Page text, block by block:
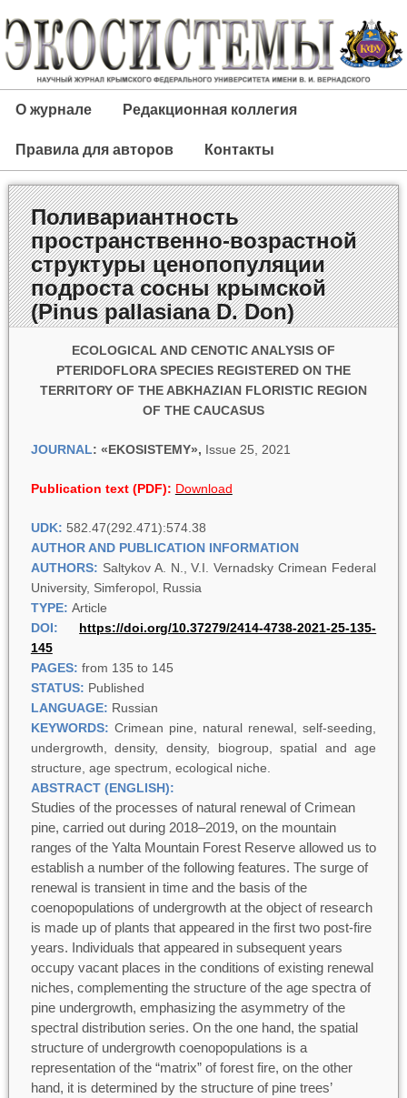
О журнале Редакционная коллегия
Правила для авторов Контакты
Поливариантность
пространственно-возрастной
структуры ценопопуляции
подроста сосны крымской
(Pinus рallasiana D. Don)
ECOLOGICAL AND CENOTIC ANALYSIS OF
PTERIDOFLORASPECIES REGISTERED ON THE
TERRITORY OF THE ABKHAZIAN FLORISTIC REGION
OF THE CAUCASUS
JOURNAL: «EKOSISTEMY», Issue 25, 2021
Publication text (PDF): Download
UDK: 582.47(292.471):574.38
AUTHOR AND PUBLICATION INFORMATION
AUTHORS: Saltykov A. N., V.I. Vernadsky Crimean Federal
University, Simferopol, Russia
TYPE: Article
DOI: https://doi.org/10.37279/2414-4738-2021-25-135-
145
PAGES: from 135 to 145
STATUS: Published
LANGUAGE: Russian
KEYWORDS: Crimean pine, natural renewal, self-seeding,
undergrowth, density, density, biogroup, spatial and age
structure, age spectrum, ecological niche.
ABSTRACT (ENGLISH):
Studies of the processes of natural renewal of Crimean
pine, carried out during 2018–2019, on the mountain
ranges of the Yalta Mountain Forest Reserve allowed us to
establish a number of the following features. The surge of
renewal is transient in time and the basis of the
coenopopulations of undergrowth at the object of research
is made up of plants that appeared in the first two post-fire
years. Individuals that appeared in subsequent years
occupy vacant places in the conditions of existing renewal
niches, complementing the structure of the age spectra of
pine undergrowth, emphasizing the asymmetry of the
spectral distribution series. On the one hand, the spatial
structure of undergrowth coenopopulations is a
representation of the “matrix” of forest fire, on the other
hand, it is determined by the structure of pine trees’